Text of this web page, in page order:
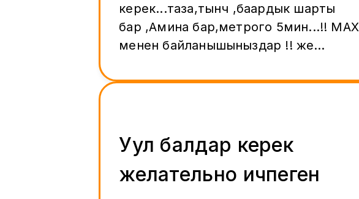
керек...таза,тынч ,баардык шарты
бар ,Амина бар,метрого 5мин...!! МАХ
менен байланышыныздар !! же
Уул балдар керек
желательно ичпеген